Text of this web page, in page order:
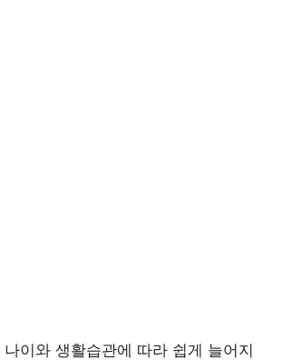
이와 생활습관에 따라 쉽게 늘어지